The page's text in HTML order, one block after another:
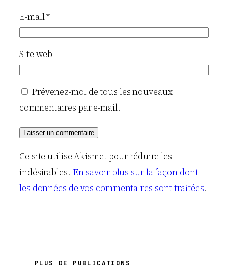
E-mail*
Site web
Prévenez-moi de tous les nouveaux
commentaires par e-mail.
Ce site utilise Akismet pour réduire les
indésirables. En savoir plus sur la façon dont
les données de vos commentaires sont traitées.
PLUS DE PUBLICATIONS